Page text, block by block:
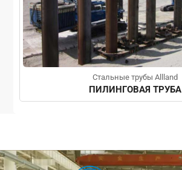
Стальные трубы Allland
ПИЛИНГОВАЯ ТРУБА